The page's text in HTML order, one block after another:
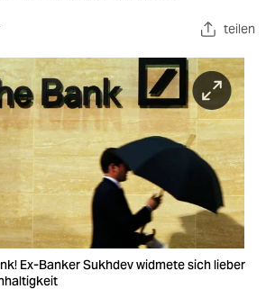
teilen
Ex-Banker Sukhdev widmete sich lieber